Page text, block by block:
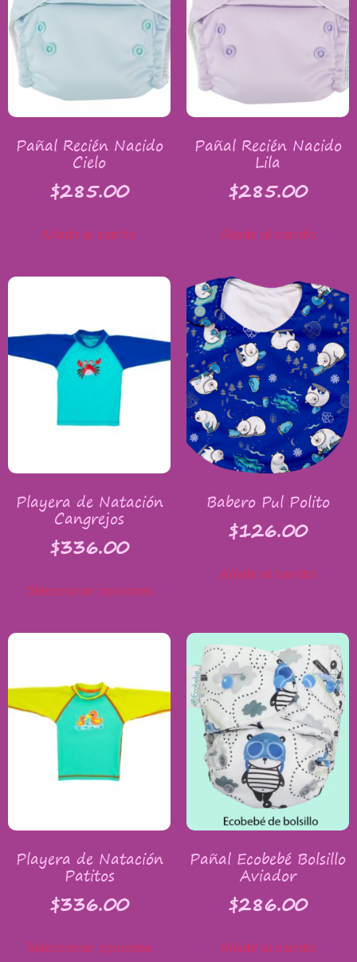
Pañal Recién Nacido
Cielo
$285.00
Añadir al carrito
Pañal Recién Nacido
Lila
$285.00
Añadir al carrito
Playera de Natación
Cangrejos
$336.00
Seleccionar opciones
Babero Pul Polito
$126.00
Añadir al carrito
Playera de Natación
Patitos
$336.00
Seleccionar opciones
Pañal Ecobebé Bolsillo
Aviador
$286.00
Añadir al carrito